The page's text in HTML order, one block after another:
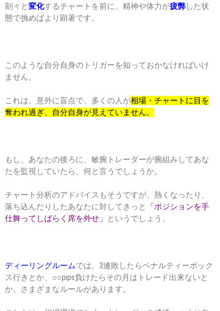
刻々と変化するチャートを前に、精神や体力が疲弊した状
態で挑めばより顕著です。
このような自分自身のトリガーを知っておかなければいけ
ません。
これは、意外に盲点で、多くの人が相場・チャートに目を
奪われ過ぎ、自分自身が見えていません。
もし、あなたの後ろに、敏腕トレーダーが腕組みしてあな
たを監視していたら、何と言うでしょうか。
チャート分析のアドバイスもそうですが、熱くなったり、
落ち込んだりしたあなたに対してきっと
「ポジションを手
仕舞ってしばらく席を外せ」
というでしょう。
ディーリングルームでは、3連敗したらペナルティーボック
ス行きとか、○○pips負けたらその月はトレード出来ないと
か、さまざまなルールがあります。